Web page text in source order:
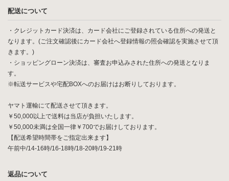
配送について
・クレジットカード決済は、カード会社にご登録されている住所への発送と
なります。(ご注文確認後にカード会社へ登録情報の照会確認を実施させて頂
きます。)
・ショッピングローン決済は、審査お申込みされた住所への発送となりま
す。
※転送サービスや宅配BOXへのお届けはお断りしております。
ヤマト運輸にて配送させて頂きます。
￥50,000以上で送料は当店が負担いたします。
￥50,000未満は全国一律￥700でお届けしております。
【配送希望時間帯をご指定出来ます】
午前中/14-16時/16-18時/18-20時/19-21時
返品について